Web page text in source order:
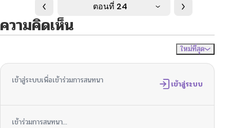
ตอนที่ 24
ความคิดเห็น
ใหม่ที่สุด
เข้าสู่ระบบเพื่อเข้าร่วมการสนทนา เข้าสู่ระบบ
เข้าร่วมการสนทนา...